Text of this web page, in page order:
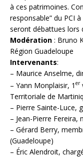
à ces patrimoines.
responsable” du PCI
seront débattues lors
Modération : Bruno
Région Guadeloupe
Intervenants:
– Maurice Anselme,
– Yann Monplaisir, 1 er
Territoriale de
– Pierre Sainte-Luce,
– Jean-Pierre Fereira,
– Gérard Berry,
(Guadeloupe)
– Éric Alendroit,